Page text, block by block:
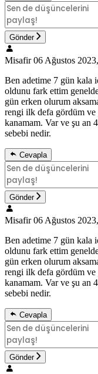
Gönder
Misafir 06 Ağustos
Ben adetime 7 gün kala
oldunu fark ettim
gün erken olurum
rengi ilk defa gördüm ve
kanamam. Var ve şu an
sebebi nedir.
Cevapla
Gönder
Misafir 06 Ağustos
Ben adetime 7 gün kala
oldunu fark ettim
gün erken olurum
rengi ilk defa gördüm ve
kanamam. Var ve şu an
sebebi nedir.
Cevapla
Gönder